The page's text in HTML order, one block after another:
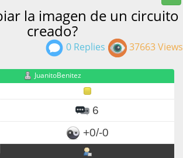
la imagen de un circuito
creado?
0 Replies 37663 Views
JuanitoBenitez
6
+0/-0